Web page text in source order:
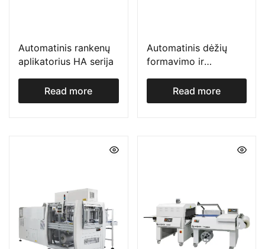
Automatinis rankenų
aplikatorius HA serija
Read more
Automatinis dėžių
formavimo ir
linijiniu padavimu
WPS serija
Read more